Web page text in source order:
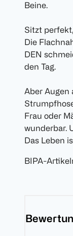
Beine.
Sitzt
Die
DEN
den Tag.
Aber Augen
Frau oder
wunderbar.
Das Leben
BIPA-